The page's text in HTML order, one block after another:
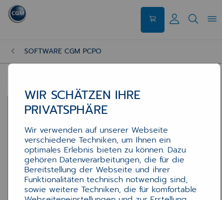
SOFTWARE CGM PCPO
WIR SCHÄTZEN IHRE
PRIVATSPHÄRE
Wir verwenden auf unserer Webseite
verschiedene Techniken, um Ihnen ein
optimales Erlebnis bieten zu können. Dazu
gehören Datenverarbeitungen, die für die
Bereitstellung der Webseite und ihrer
Funktionalitäten technisch notwendig sind,
sowie weitere Techniken, die für komfortable